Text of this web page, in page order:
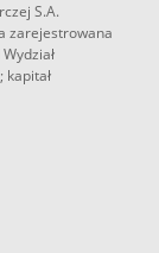
S.A.
zarejestrowana
kapitał